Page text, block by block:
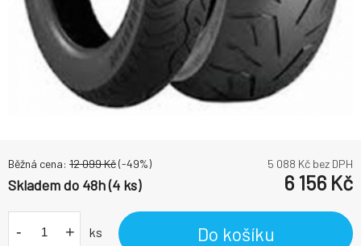
Běžná cena: 12 099Kč(-49%) 5 088 Kč bez DPH
Skladem do 48h (4 ks) 6 156 Kč
- + ks Do košíku